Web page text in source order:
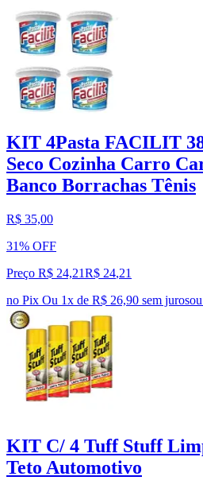
KIT 4Pasta FACILIT
Seco Cozinha Carro
Banco Borrachas Tênis
R$ 35,00
31% OFF
Preço R$ 24,21R$ 24,21
no Pix Ou 1x de R$ 26,90 sem jurosou
KIT C/ 4 Tuff Stuff
Teto Automotivo